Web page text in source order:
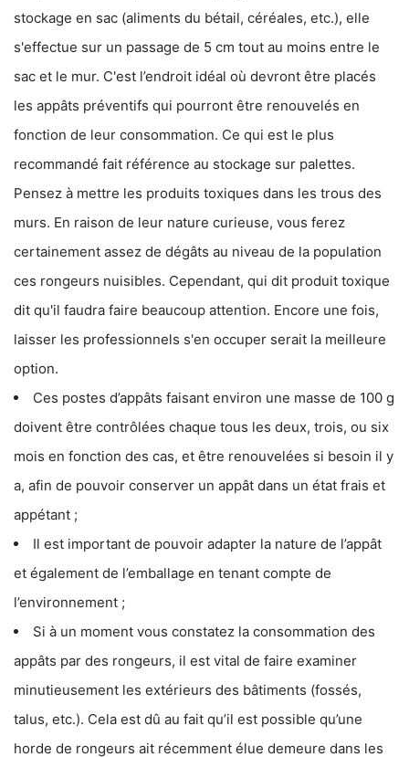
stockage en sac (aliments du bétail, céréales, etc.), elle
s'effectue sur un passage de 5 cm tout au moins entre le
sac et le mur. C'est l’endroit idéal où devront être placés
les appâts préventifs qui pourront être renouvelés en
fonction de leur consommation. Ce qui est le plus
recommandé fait référence au stockage sur palettes.
Pensez à mettre les produits toxiques dans les trous des
murs. En raison de leur nature curieuse, vous ferez
certainement assez de dégâts au niveau de la population
ces rongeurs nuisibles. Cependant, qui dit produit toxique
dit qu'il faudra faire beaucoup attention. Encore une fois,
laisser les professionnels s'en occuper serait la meilleure
option.
Ces postes d’appâts faisant environ une masse de 100 g
doivent être contrôlées chaque tous les deux, trois, ou six
mois en fonction des cas, et être renouvelées si besoin il y
a, afin de pouvoir conserver un appât dans un état frais et
appétant ;
Il est important de pouvoir adapter la nature de l’appât
et également de l’emballage en tenant compte de
l’environnement ;
Si à un moment vous constatez la consommation des
appâts par des rongeurs, il est vital de faire examiner
minutieusement les extérieurs des bâtiments (fossés,
talus, etc.). Cela est dû au fait qu’il est possible qu’une
horde de rongeurs ait récemment élue demeure dans les